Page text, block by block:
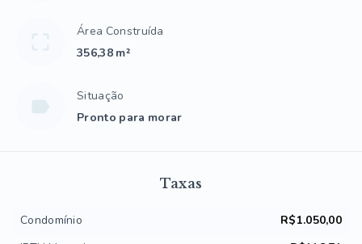
Área Construída
356,38 m²
Situação
Pronto para morar
Taxas
Condomínio
R$1.050,00